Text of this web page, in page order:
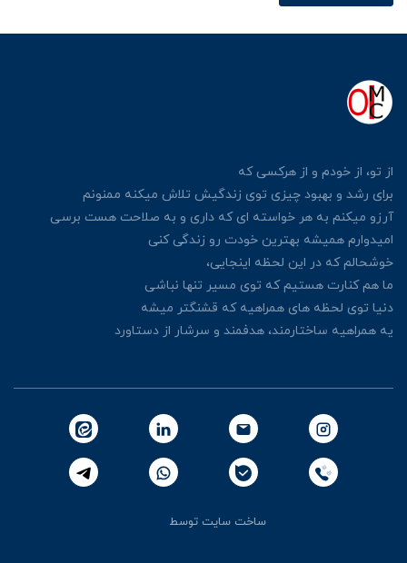
از تو، از خودم و از هرکسیکه
برای رشد و بهبود چیزی توی زندگیش تلاش میکنه ممنونم
آرزو میکنم به هر خواسته ای که داری و به صلاحت هست برسی
امیدوارم همیشه بهترین خودت رو زندگی کنی
خوشحالم که در این لحظه اینجایی،
ما هم کنارت هستیم که توی مسیر تنها نباشی
دنیا توی لحظه های همراهیه که قشنگتر میشه
یه همراهیه ساختارمند، هدفمند و سرشار از دستاورد
ساخت سایت توسط